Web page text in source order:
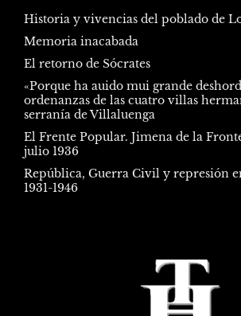
Historia y vivencias del poblado de
Memoria inacabada
El retorno de Sócrates
«Porque ha auido mui grande
ordenanzas de las cuatro villas
serranía de Villaluenga
El Frente Popular. Jimena de la
julio 1936
República, Guerra Civil y represión
1931-1946